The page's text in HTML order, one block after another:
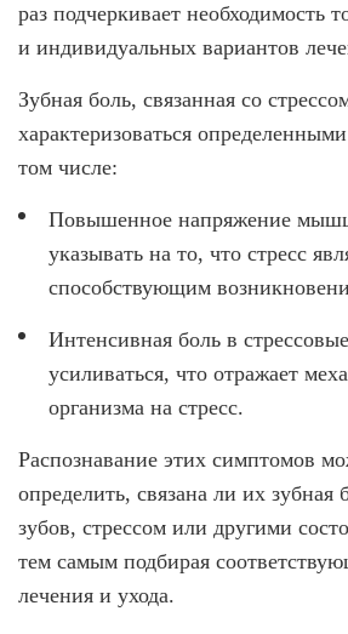
раз подчеркивает необходимость
и индивидуальных вариантов
Зубная боль, связанная со
характеризоваться
том числе:
Повышенное напряжение
указывать на то, что стресс
способствующим
Интенсивная боль в
усиливаться, что отражает
организма на стресс.
Распознавание этих симптомов
определить, связана ли их зубная
зубов, стрессом или другими
тем самым подбирая
лечения и ухода.